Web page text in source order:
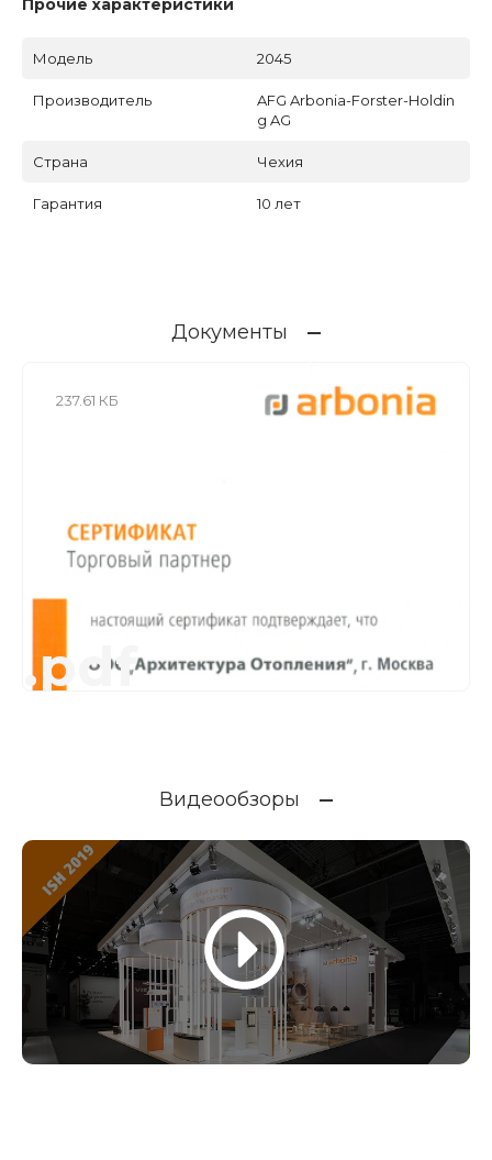
Прочие характеристики
Модель 2045
Производитель
AFG Arbonia-Forster-Holdin
g AG
Страна Чехия
Гарантия 10 лет
Документы
237.61 КБ
.pdf
Видеообзоры